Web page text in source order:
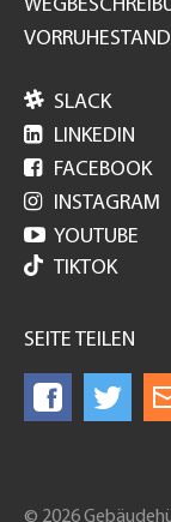
 SLACK
 LINKEDIN
 FACEBOOK
 INSTAGRAM
 YOUTUBE
TIKTOK
SEITE TEILEN
© 2026